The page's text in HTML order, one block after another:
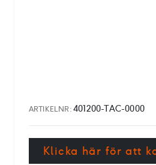
ARTIKELNR 401200-TAC-0000
Klicka här för att